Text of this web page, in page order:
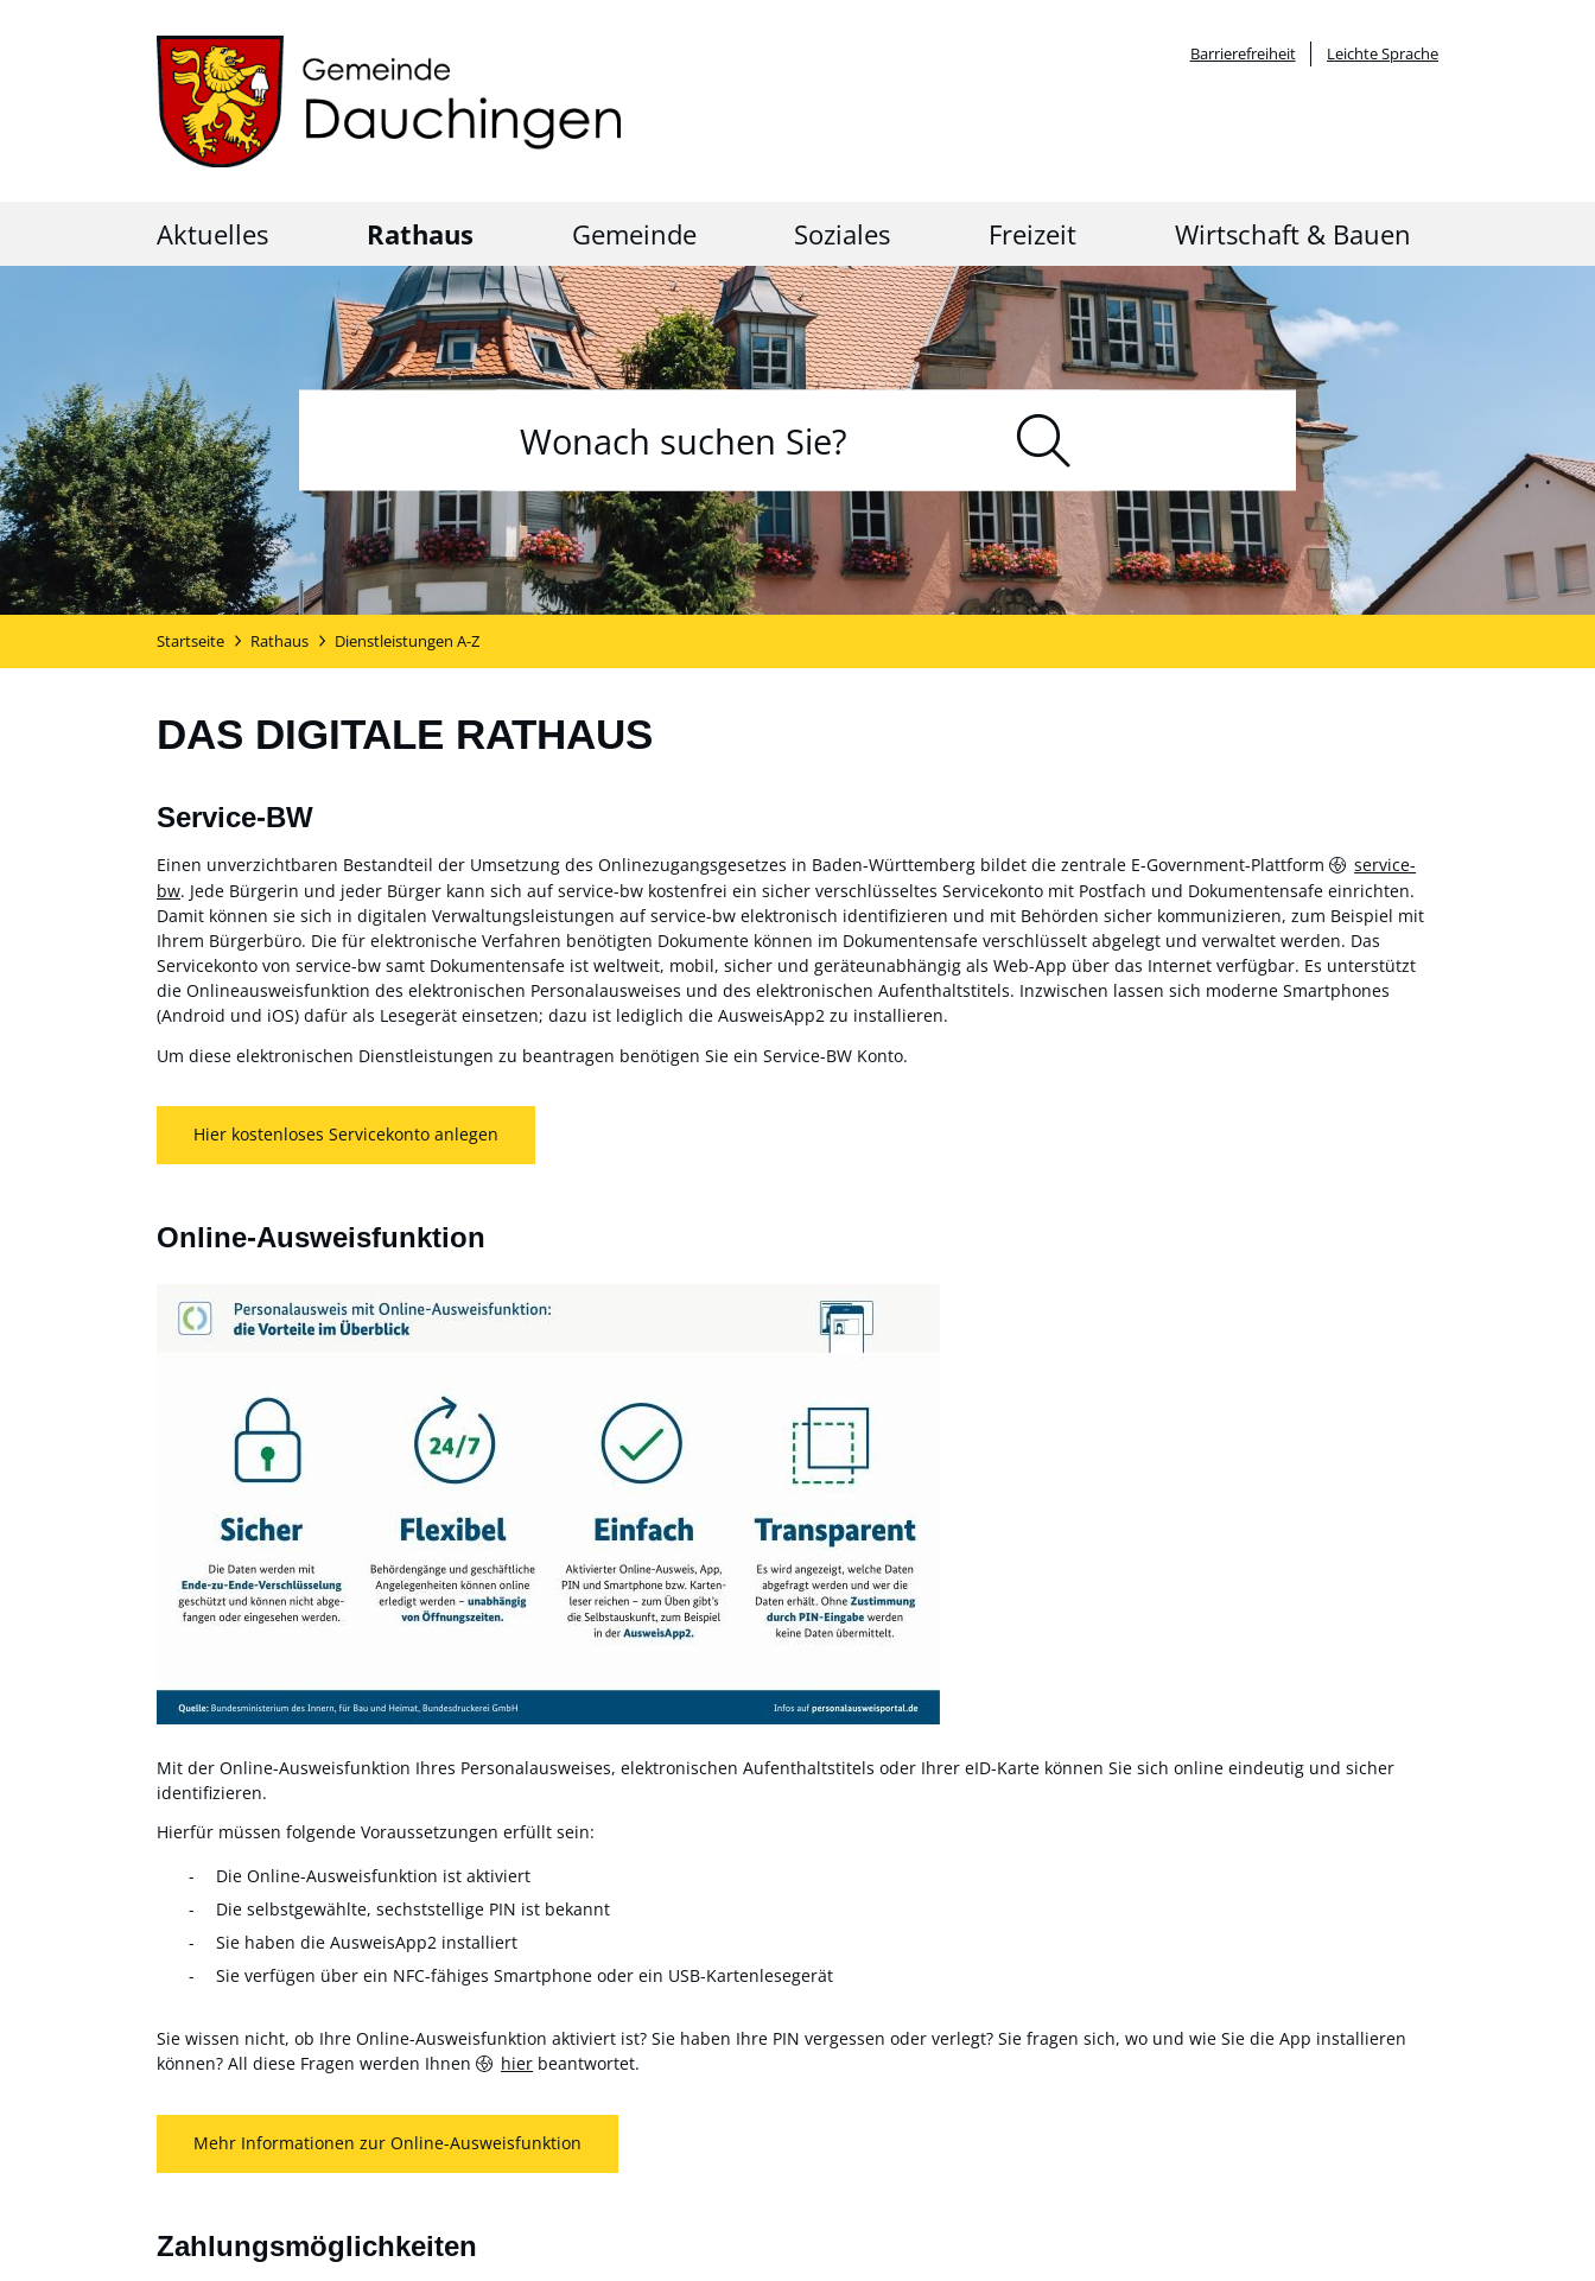
Barrierefreiheit Leichte Sprache
Aktuelles Rathaus Gemeinde Soziales Freizeit Wirtschaft & Bauen
Startseite Rathaus Dienstleistungen A-Z
DAS DIGITALE RATHAUS
Service-BW
Einen unverzichtbaren Bestandteil der Umsetzung des Onlinezugangsgesetzes in Baden-Württemberg bildet die zentrale E-Government-Plattform
service-
bw. Jede Bürgerin und jeder Bürger kann sich auf service-bw kostenfrei ein sicher verschlüsseltes Servicekonto mit Postfach und Dokumentensafe einrichten.
Damit können sie sich in digitalen Verwaltungsleistungen auf service-bw elektronisch identifizieren und mit Behörden sicher kommunizieren, zum Beispiel mit
Ihrem Bürgerbüro. Die für elektronische Verfahren benötigten Dokumente können im Dokumentensafe verschlüsselt abgelegt und verwaltet werden. Das
Servicekonto von service-bw samt Dokumentensafe ist weltweit, mobil, sicher und geräteunabhängig als Web-App über das Internet verfügbar. Es unterstützt
die Onlineausweisfunktion des elektronischen Personalausweises und des elektronischen Aufenthaltstitels. Inzwischen lassen sich moderne Smartphones
(Android und iOS) dafür als Lesegerät einsetzen; dazu ist lediglich die AusweisApp2 zu installieren.
Um diese elektronischen Dienstleistungen zu beantragen benötigen Sie ein Service-BW Konto.
Hier kostenloses Servicekonto anlegen
Online-Ausweisfunktion
Mit der Online-Ausweisfunktion Ihres Personalausweises, elektronischen Aufenthaltstitels oder Ihrer eID-Karte können Sie sich online eindeutig und sicher
identifizieren.
Hierfür müssen folgende Voraussetzungen erfüllt sein:
Die Online-Ausweisfunktion ist aktiviert
Die selbstgewählte, sechststellige PIN ist bekannt
Sie haben die AusweisApp2 installiert
Sie verfügen über ein NFC-fähiges Smartphone oder ein USB-Kartenlesegerät
Sie wissen nicht, ob Ihre Online-Ausweisfunktion aktiviert ist? Sie haben Ihre PIN vergessen oder verlegt? Sie fragen sich, wo und wie Sie die App installieren
können? All diese Fragen werden Ihnen
hier beantwortet.
Mehr Informationen zur Online-Ausweisfunktion
Zahlungsmöglichkeiten